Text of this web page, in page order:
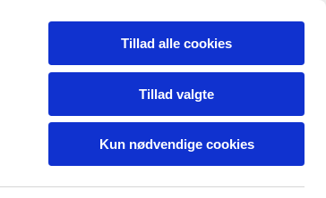
Tillad alle cookies
Tillad valgte
Kun nødvendige cookies
AliasR billedkunst